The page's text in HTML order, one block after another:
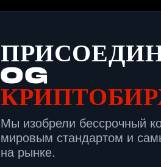
OG
Мы изобрели бессрочный
мировым стандартом и
на рынке.